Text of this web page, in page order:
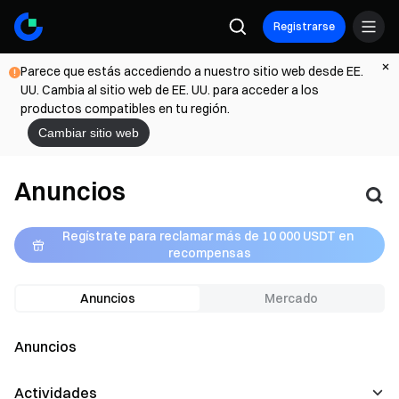
Registrarse
Parece que estás accediendo a nuestro sitio web desde EE.
UU. Cambia al sitio web de EE. UU. para acceder a los
productos compatibles en tu región.
Cambiar sitio web
Anuncios
Regístrate para reclamar más de 10 000 USDT en
recompensas
Anuncios Mercado
Anuncios
Actividades